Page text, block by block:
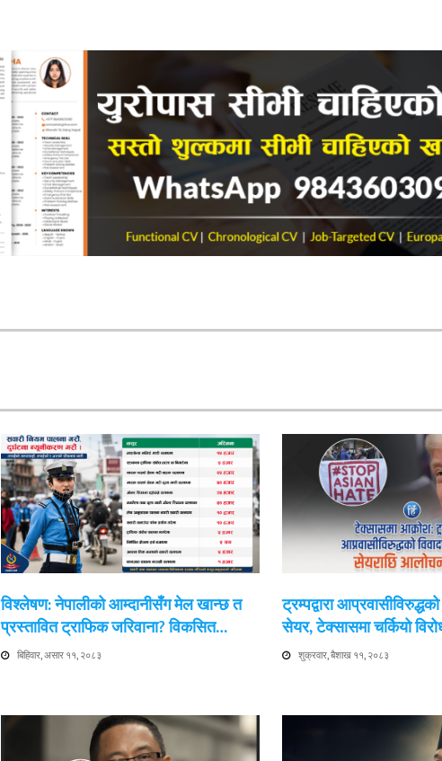
विश्लेषण: नेपालीको आम्दानीसँग मेल खान्छ त
प्रस्तावित ट्राफिक जरिवाना? विकसित…
बिहिवार, असार ११, २०८३
ट्रम्पद्वारा
सेयर, टेक्सासमा चर्कियो
शुक्रवार, बैशाख ११, २०८३